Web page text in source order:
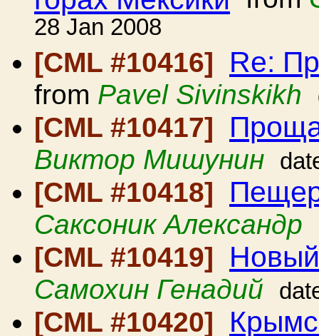
28 Jan 2008
[CML #10416]
Re:
from Pavel Sivinskikh
[CML #10417]
Виктор Мишунин
[CML #10418]
Саксоник Александр
[CML #10419]
Самохин Генадий
[CML #10420]